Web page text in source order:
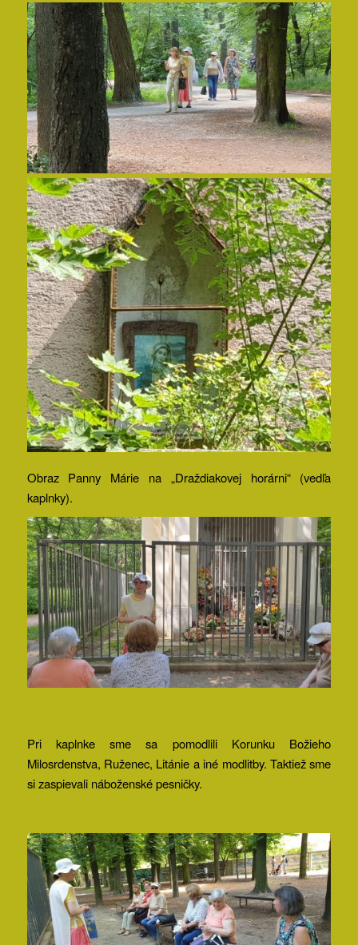
Obraz Panny Márie na „Draždiakovej horárni“ (vedľa
kaplnky).
Pri kaplnke sme sa pomodlili Korunku Božieho
Milosrdenstva, Ruženec, Litánie a iné modlitby. Taktiež sme
si zaspievali náboženské pesničky.